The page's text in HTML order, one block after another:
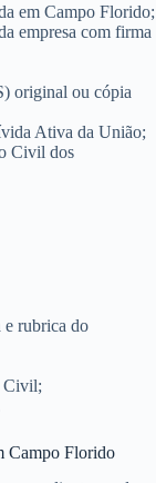
em Campo Florido;
empresa com firma
original ou cópia
Ativa da União;
Civil dos
e rubrica do
Civil;
Campo Florido